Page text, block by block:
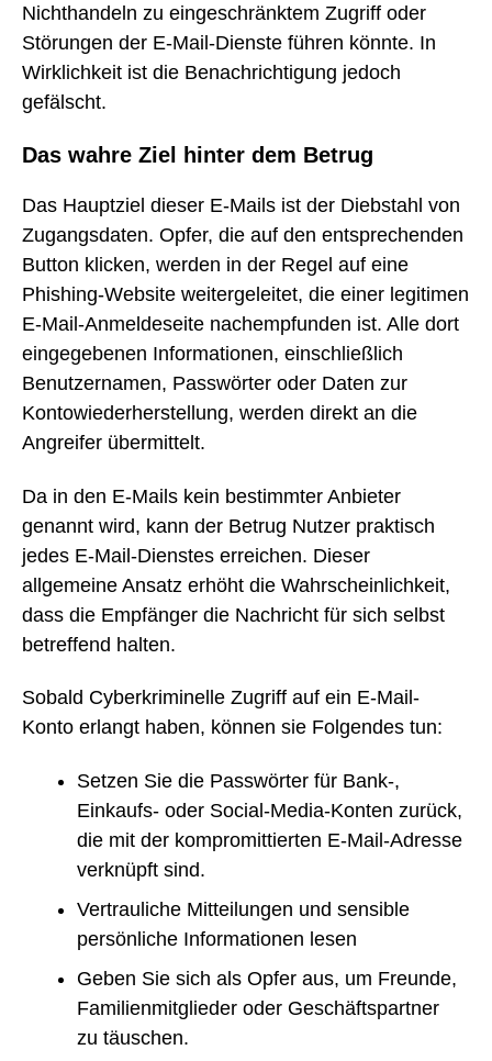
Nichthandeln zu eingeschränktem Zugriff oder
Störungen der E-Mail-Dienste führen könnte. In
Wirklichkeit ist die Benachrichtigung jedoch
gefälscht.
Das wahre Ziel hinter dem Betrug
Das Hauptziel dieser E-Mails ist der Diebstahl von
Zugangsdaten. Opfer, die auf den entsprechenden
Button klicken, werden in der Regel auf eine
Phishing-Website weitergeleitet, die einer legitimen
E-Mail-Anmeldeseite nachempfunden ist. Alle dort
eingegebenen Informationen, einschließlich
Benutzernamen, Passwörter oder Daten zur
Kontowiederherstellung, werden direkt an die
Angreifer übermittelt.
Da in den E-Mails kein bestimmter Anbieter
genannt wird, kann der Betrug Nutzer praktisch
jedes E-Mail-Dienstes erreichen. Dieser
allgemeine Ansatz erhöht die Wahrscheinlichkeit,
dass die Empfänger die Nachricht für sich selbst
betreffend halten.
Sobald Cyberkriminelle Zugriff auf ein E-Mail-
Konto erlangt haben, können sie Folgendes tun:
Setzen Sie die Passwörter für Bank-,
Einkaufs- oder Social-Media-Konten zurück,
die mit der kompromittierten E-Mail-Adresse
verknüpft sind.
Vertrauliche Mitteilungen und sensible
persönliche Informationen lesen
Geben Sie sich als Opfer aus, um Freunde,
Familienmitglieder oder Geschäftspartner
zu täuschen.